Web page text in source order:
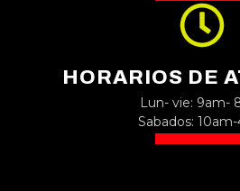
HORARIOS DE
Lun- vie: 9am-
Sabados: